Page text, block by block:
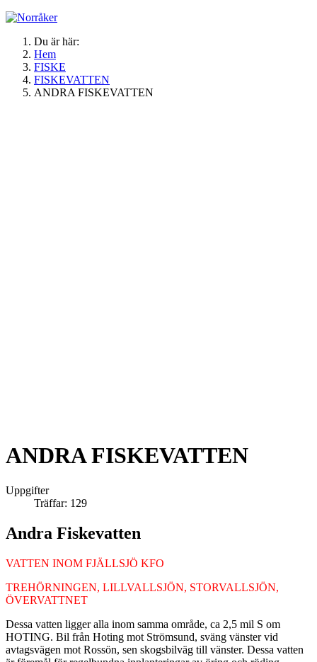
Du är här:
Hem
FISKE
FISKEVATTEN
ANDRA FISKEVATTEN
ANDRA FISKEVATTEN
Uppgifter
Träffar: 129
Andra Fiskevatten
VATTEN INOM FJÄLLSJÖ KFO
TREHÖRNINGEN, LILLVALLSJÖN, STORVALLSJÖN,
ÖVERVATTNET
Dessa vatten ligger alla inom samma område, ca 2,5 mil S om
HOTING. Bil från Hoting mot Strömsund, sväng vänster vid
avtagsvägen mot Rossön, sen skogsbilväg till vänster. Dessa vatten